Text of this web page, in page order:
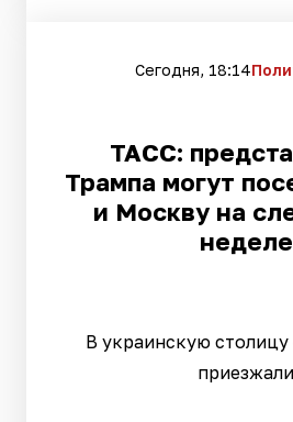
Сегодня, 18:14
ТАСС:
Трампа могут
и Москву на
неделе
В украинскую столицу
приезжали